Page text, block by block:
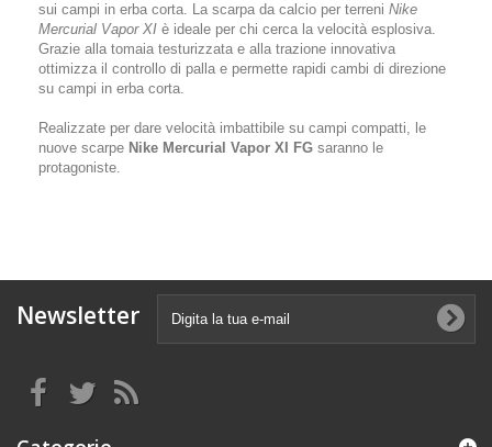
sui campi in erba corta. La scarpa da calcio per terreni Nike
Mercurial Vapor XI è ideale per chi cerca la velocità esplosiva.
Grazie alla tomaia testurizzata e alla trazione innovativa
ottimizza il controllo di palla e permette rapidi cambi di direzione
su campi in erba corta.
Realizzate per dare velocità imbattibile su campi compatti, le
nuove scarpe Nike Mercurial Vapor XI FG saranno le
protagoniste.
Newsletter